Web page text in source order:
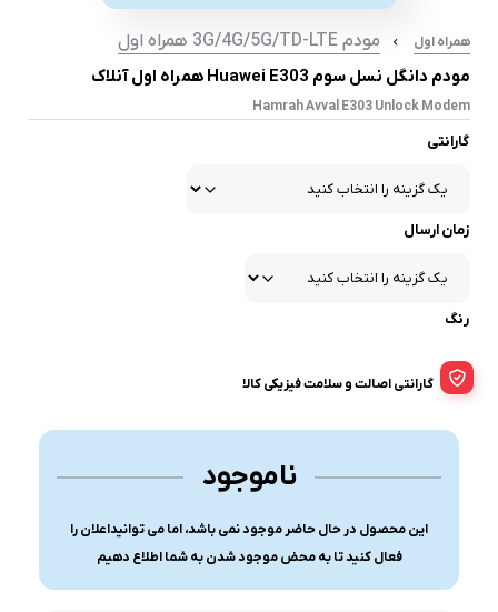
همراه اول
مودم 3G/4G/5G/TD-LTE همراه اول
مودم دانگل نسل سوم Huawei E303 همراه اول آنلاک
Hamrah Avval E303 Unlock Modem
گارانتی
زمان ارسال
رنگ
گارانتی اصالت و سلامت فیزیکی کالا
ناموجود
این محصول در حال حاضر موجود نمی باشد، اما می توانیداعلان را
فعال کنید تا به محض موجود شدن به شما اطلاع دهیم